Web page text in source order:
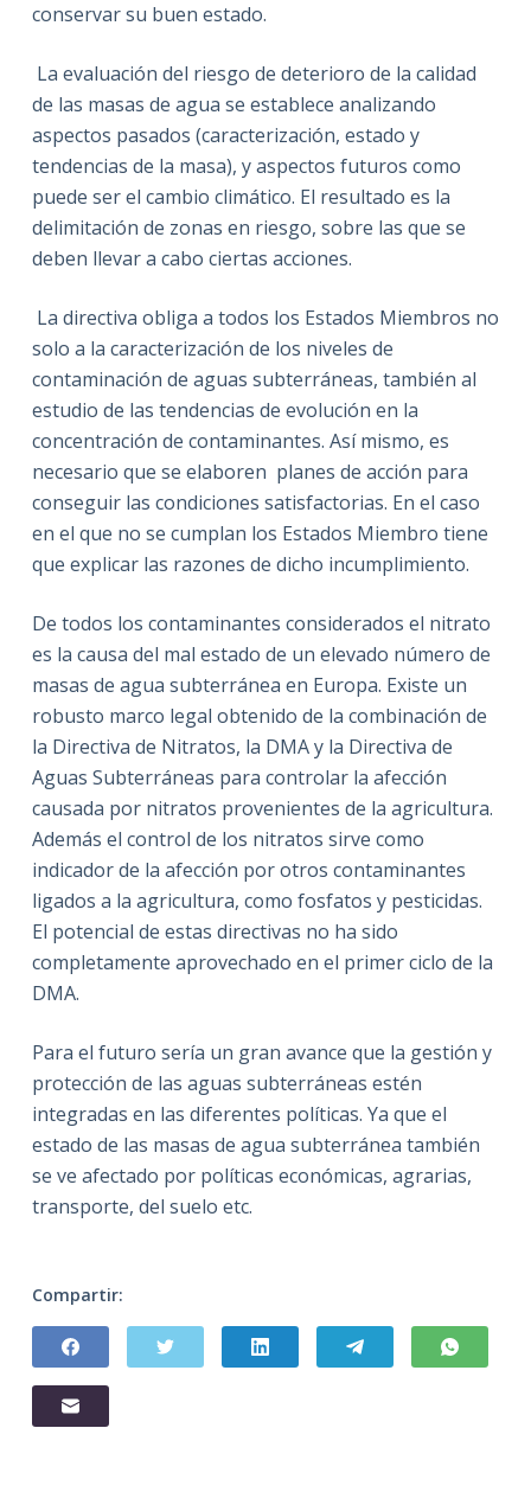
conservar su buen estado.
La evaluación del riesgo de deterioro de la calidad
de las masas de agua se establece analizando
aspectos pasados (caracterización, estado y
tendencias de la masa), y aspectos futuros como
puede ser el cambio climático. El resultado es la
delimitación de zonas en riesgo, sobre las que se
deben llevar a cabo ciertas acciones.
La directiva obliga a todos los Estados Miembros no
solo a la caracterización de los niveles de
contaminación de aguas subterráneas, también al
estudio de las tendencias de evolución en la
concentración de contaminantes. Así mismo, es
necesario que se elaboren planes de acción para
conseguir las condiciones satisfactorias. En el caso
en el que no se cumplan los Estados Miembro tiene
que explicar las razones de dicho incumplimiento.
De todos los contaminantes considerados el nitrato
es la causa del mal estado de un elevado número de
masas de agua subterránea en Europa. Existe un
robusto marco legal obtenido de la combinación de
la Directiva de Nitratos, la DMA y la Directiva de
Aguas Subterráneas para controlar la afección
causada por nitratos provenientes de la agricultura.
Además el control de los nitratos sirve como
indicador de la afección por otros contaminantes
ligados a la agricultura, como fosfatos y pesticidas.
El potencial de estas directivas no ha sido
completamente aprovechado en el primer ciclo de la
DMA.
Para el futuro sería un gran avance que la gestión y
protección de las aguas subterráneas estén
integradas en las diferentes políticas. Ya que el
estado de las masas de agua subterránea también
se ve afectado por políticas económicas, agrarias,
transporte, del suelo etc.
Compartir: